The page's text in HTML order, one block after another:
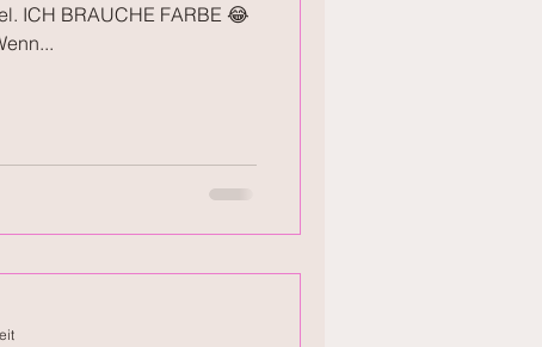
ICH BRAUCHE FARBE 😂